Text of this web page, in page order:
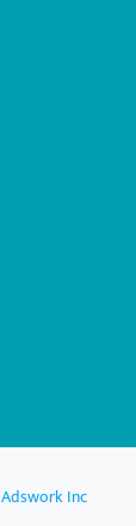
Adswork Inc